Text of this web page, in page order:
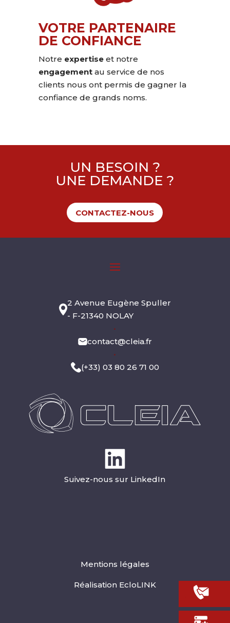
VOTRE PARTENAIRE
DE CONFIANCE
Notre expertiseet notre
engagementau service de nos
clients nous ont permis de gagner la
confiance de grands noms.
UN BESOIN ?
UNE DEMANDE ?
CONTACTEZ-NOUS
2 Avenue Eugène Spuller
- F-21340 NOLAY
•
contact@cleia.fr
•
(+33) 03 80 26 71 00
Suivez-nous sur LinkedIn
Mentions légales
Réalisation EcloLINK